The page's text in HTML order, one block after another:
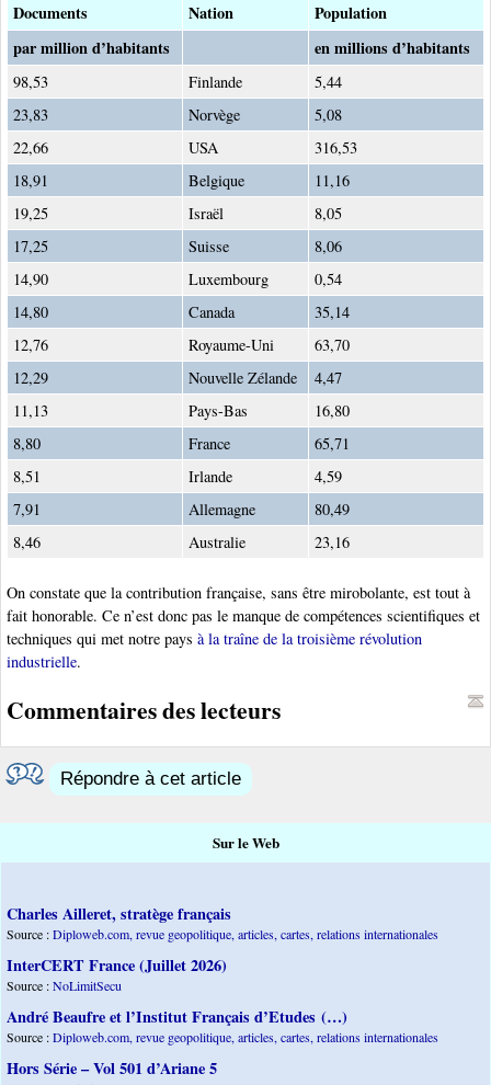
Documents Nation
Population
par million d’habitants
en millions d’habitants
98,53 Finlande
5,44
23,83
Norvège
5,08
22,66
USA
316,53
18,91
Belgique
11,16
19,25
Israël
8,05
17,25
Suisse
8,06
14,90
Luxembourg
0,54
14,80
Canada
35,14
12,76
Royaume-Uni
63,70
12,29
Nouvelle Zélande
4,47
11,13
Pays-Bas
16,80
8,80
France
65,71
8,51
Irlande
4,59
7,91
Allemagne
80,49
8,46
Australie 23,16
On constate que la contribution française, sans être mirobolante, est tout à
fait honorable. Ce n’est donc pas le manque de compétences scientifiques et
techniques qui met notre pays à la traîne de la troisième révolution
industrielle.
Commentaires des lecteurs
Répondre à cet article
Sur le Web
Charles Ailleret, stratège français
Source :Diploweb.com, revue geopolitique, articles, cartes, relations internationales
InterCERT France (Juillet 2026)
Source :NoLimitSecu
André Beaufre et l’Institut Français d’Etudes (…)
Source :Diploweb.com, revue geopolitique, articles, cartes, relations internationales
Hors Série – Vol 501 d’Ariane 5